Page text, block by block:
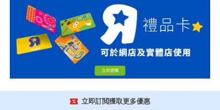
立即訂閲獲取更多優惠